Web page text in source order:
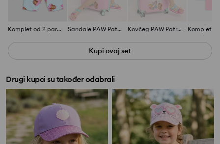
Komplet od 2 para tajica PAW Patrol Sandale PAW Patrol Kovčeg PAW Patrol
Kupi ovaj set
Drugi kupci su također odabrali